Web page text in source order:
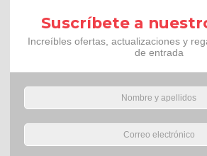
Suscríbete a
Increíbles ofertas, actualizaciones y
de entrada